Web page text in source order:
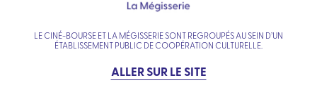
LE CINÉ-BOURSE ET LA MÉGISSERIE SONT REGROUPÉS AU SEIN D’UN
ÉTABLISSEMENT PUBLIC DE COOPÉRATION CULTURELLE.
ALLER SUR LE SITE